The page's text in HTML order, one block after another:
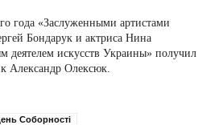
года «Заслуженными артистами
Бондарук и актриса Нина
деятелем искусств Украины» получил
Александр Олексюк.
Соборності